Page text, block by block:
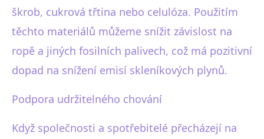
škrob, cukrová třtina nebo celulóza. Použitím
těchto materiálů můžeme snížit závislost na
ropě a jiných fosilních palivech, což má pozitivní
dopad na snížení emisí skleníkových plynů.
Podpora udržitelného chování
Když společnosti a spotřebitelé přecházejí na